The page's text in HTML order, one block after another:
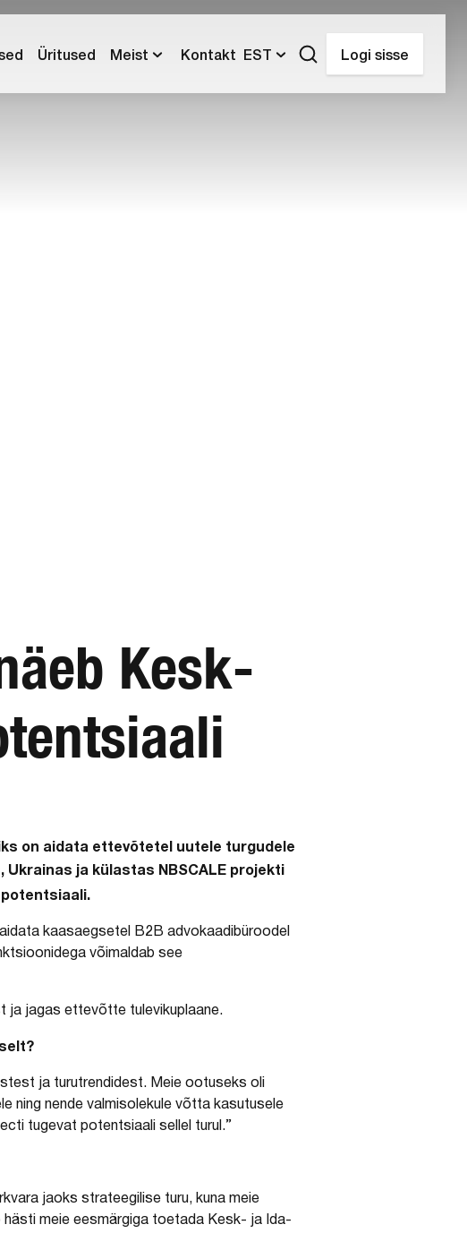
Üritused Meist Kontakt EST Logi sisse
Kesk-
on aidata ettevõtetel uutele turgudele
ja külastas NBSCALE projekti
kaasaegsetel B2B advokaadibüroodel
võimaldab see
ja jagas ettevõtte tulevikuplaane.
ja turutrendidest. Meie ootuseks oli
ning nende valmisolekule võtta kasutusele
tugevat potentsiaali sellel turul.”
jaoks strateegilise turu, kuna meie
meie eesmärgiga toetada Kesk- ja Ida-